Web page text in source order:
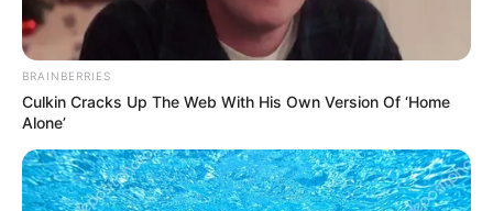
BRAINBERRIES
Culkin Cracks Up The Web With His Own Version Of ‘Home
Alone’